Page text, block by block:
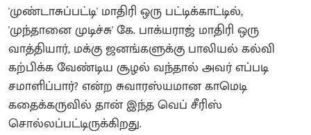
'முண்டாசுப்பட்டி' மாதிரி ஒரு பட்டிக்காட்டில்,
'முந்தானை முடிச்சு' கே. பாக்யராஜ் மாதிரி ஒரு
வாத்தியார், மக்கு ஜனங்களுக்கு பாலியல் கல்வி
கற்பிக்க வேண்டிய சூழல் வந்தால் அவர் எப்படி
சமாளிப்பார்? என்ற சுவாரஸ்யமான காமெடி
கதைக்கருவில் தான் இந்த வெப் சீரிஸ்
சொல்லப்பட்டிருக்கிறது.